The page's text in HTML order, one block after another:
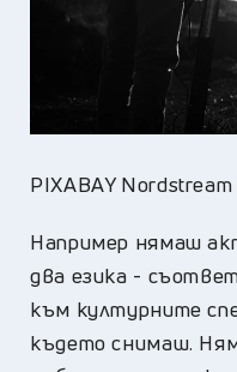
PIXABAY
Например нямаш
два езика -
към културните
където снимаш.